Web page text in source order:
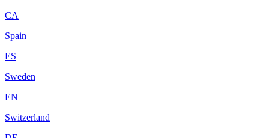
CA
Spain
ES
Sweden
EN
Switzerland